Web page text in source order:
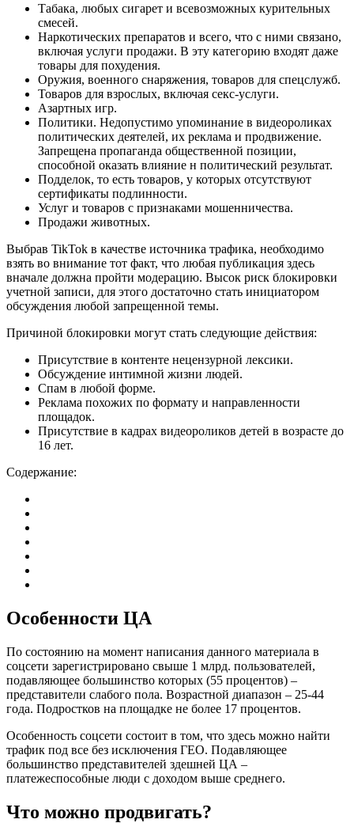
Табака, любых сигарет и всевозможных курительных
смесей.
Наркотических препаратов и всего, что с ними связано,
включая услуги продажи. В эту категорию входят даже
товары для похудения.
Оружия, военного снаряжения, товаров для спецслужб.
Товаров для взрослых, включая секс-услуги.
Азартных игр.
Политики. Недопустимо упоминание в видеороликах
политических деятелей, их реклама и продвижение.
Запрещена пропаганда общественной позиции,
способной оказать влияние н политический результат.
Подделок, то есть товаров, у которых отсутствуют
сертификаты подлинности.
Услуг и товаров с признаками мошенничества.
Продажи животных.
Выбрав TikTok в качестве источника трафика, необходимо
взять во внимание тот факт, что любая публикация здесь
вначале должна пройти модерацию. Высок риск блокировки
учетной записи, для этого достаточно стать инициатором
обсуждения любой запрещенной темы.
Причиной блокировки могут стать следующие действия:
Присутствие в контенте нецензурной лексики.
Обсуждение интимной жизни людей.
Спам в любой форме.
Реклама похожих по формату и направленности
площадок.
Присутствие в кадрах видеороликов детей в возрасте до
16 лет.
Содержание:
Особенности ЦА
По состоянию на момент написания данного материала в
соцсети зарегистрировано свыше 1 млрд. пользователей,
подавляющее большинство которых (55 процентов) –
представители слабого пола. Возрастной диапазон – 25-44
года. Подростков на площадке не более 17 процентов.
Особенность соцсети состоит в том, что здесь можно найти
трафик под все без исключения ГЕО. Подавляющее
большинство представителей здешней ЦА –
платежеспособные люди с доходом выше среднего.
Что можно продвигать?